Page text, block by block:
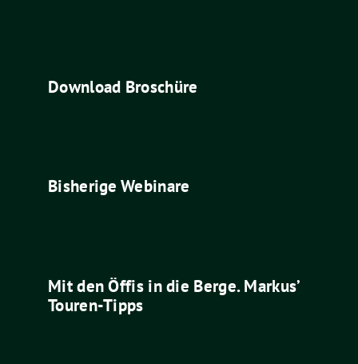
Download Broschüre
Bisherige Webinare
Mit den Öffis in die Berge. Markus’
Touren-Tipps